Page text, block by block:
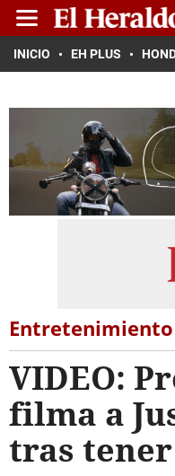
INICIO EH PLUS
Entretenimiento
VIDEO:
filma a
tras